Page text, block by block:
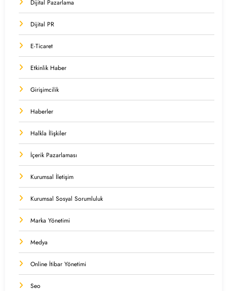
Dijital Pazarlama
Dijital PR
E-Ticaret
Etkinlik Haber
Girişimcilik
Haberler
Halkla İlişkiler
İçerik Pazarlaması
Kurumsal İletişim
Kurumsal Sosyal Sorumluluk
Marka Yönetimi
Medya
Online İtibar Yönetimi
Seo